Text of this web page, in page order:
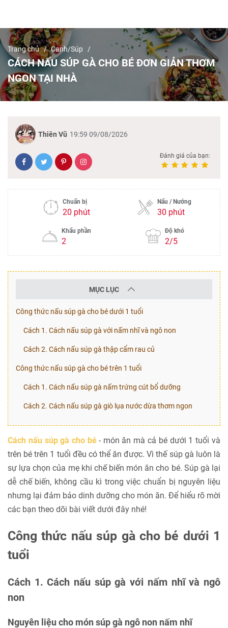
Trang chủ Canh/Súp
CÁCH NẤU SÚP GÀ CHO BÉ ĐƠN GIẢN THƠM
NGON TẠI NHÀ
Thiên Vũ 19:59 09/08/2026
Đánh giá của bạn:
Chuẩn bị
20 phút
Nấu / Nướng
30 phút
Khẩu phần
2
Độ khó
2/5
MỤC LỤC
Công thức nấu súp gà cho bé dưới 1 tuổi
Cách 1. Cách nấu súp gà với nấm nhĩ và ngô non
Cách 2. Cách nấu súp gà thập cẩm rau củ
Công thức nấu súp gà cho bé trên 1 tuổi
Cách 1. Cách nấu súp gà nấm trứng cút bổ dưỡng
Cách 2. Cách nấu súp gà giò lụa nước dừa thơm ngon
Cách nấu súp gà cho bé - món ăn mà cả bé dưới 1 tuổi và
trên bé trên 1 tuổi đều có thể ăn được. Vì thế súp gà luôn là
sự lựa chọn của mẹ khi chế biến món ăn cho bé. Súp gà lại
dễ chế biến, không cầu kì trong việc chuẩn bị nguyên liệu
nhưng lại đảm bảo dinh dưỡng cho món ăn. Để hiểu rõ mời
các bạn theo dõi bài viết dưới đây nhé!
Công thức nấu súp gà cho bé dưới 1
tuổi
Cách 1. Cách nấu súp gà với nấm nhĩ và ngô
non
Nguyên liệu cho món súp gà ngô non nấm nhĩ